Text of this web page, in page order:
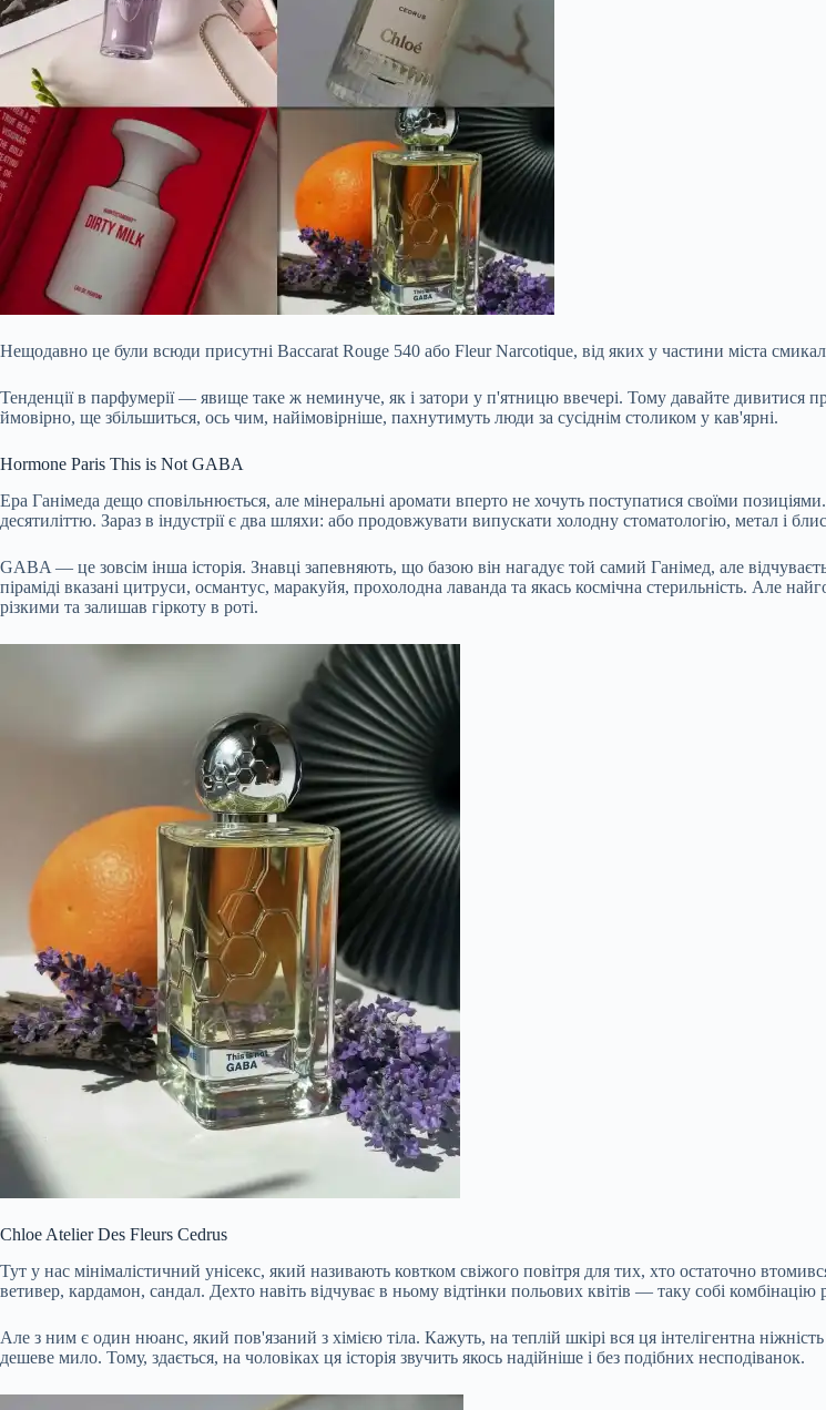
Нещодавно це були всюди присутні Baccarat Rouge 540 або Fleur Narcotique, від яких у частини міста
Тенденції в парфумерії — явище таке ж неминуче, як і затори у п'ятницю ввечері. Тому давайте дивитися
ймовірно, ще збільшиться, ось чим, найімовірніше, пахнутимуть люди за сусіднім столиком у кав'ярні.
Hormone Paris This is Not GABA
Ера Ганімеда дещо сповільнюється, але мінеральні аромати вперто не хочуть поступатися своїми
десятиліттю. Зараз в індустрії є два шляхи: або продовжувати випускати холодну стоматологію, метал і
GABA — це зовсім інша історія. Знавці запевняють, що базою він нагадує той самий Ганімед, але
піраміді вказані цитруси, османтус, маракуйя, прохолодна лаванда та якась космічна стерильність. Але
різкими та залишав гіркоту в роті.
Chloe Atelier Des Fleurs Cedrus
Тут у нас мінімалістичний унісекс, який називають ковтком свіжого повітря для тих, хто остаточно
ветивер, кардамон, сандал. Дехто навіть відчуває в ньому відтінки польових квітів — таку собі
Але з ним є один нюанс, який пов'язаний з хімією тіла. Кажуть, на теплій шкірі вся ця інтелігентна
дешеве мило. Тому, здається, на чоловіках ця історія звучить якось надійніше і без подібних несподіванок.